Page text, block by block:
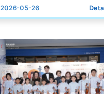
2026-05-26